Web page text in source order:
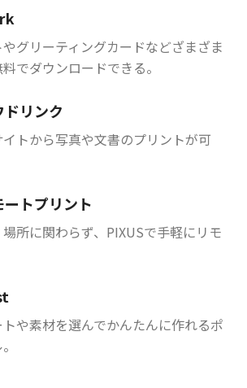
グリーティングカードなどざまざま
でダウンロードできる。
リンク
トから写真や文書のプリントが可
トプリント
所に関わらず、PIXUSで手軽にリモ
や素材を選んでかんたんに作れるポ